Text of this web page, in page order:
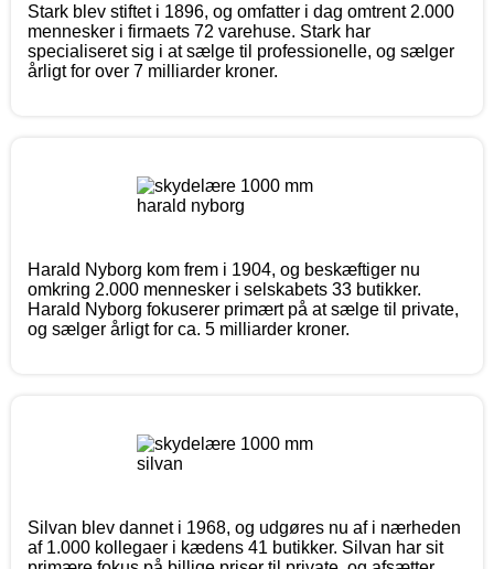
Stark blev stiftet i 1896, og omfatter i dag omtrent 2.000
mennesker i firmaets 72 varehuse. Stark har
specialiseret sig i at sælge til professionelle, og sælger
årligt for over 7 milliarder kroner.
Harald Nyborg kom frem i 1904, og beskæftiger nu
omkring 2.000 mennesker i selskabets 33 butikker.
Harald Nyborg fokuserer primært på at sælge til private,
og sælger årligt for ca. 5 milliarder kroner.
Silvan blev dannet i 1968, og udgøres nu af i nærheden
af 1.000 kollegaer i kædens 41 butikker. Silvan har sit